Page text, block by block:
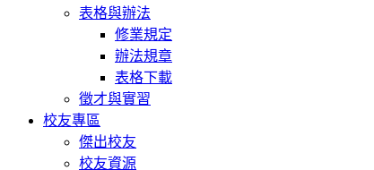
表格與辦法
修業規定
辦法規章
表格下載
徵才與實習
校友專區
傑出校友
校友資源